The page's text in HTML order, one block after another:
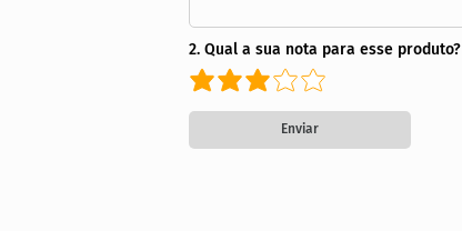
2. Qual a sua nota para esse produto?
Enviar